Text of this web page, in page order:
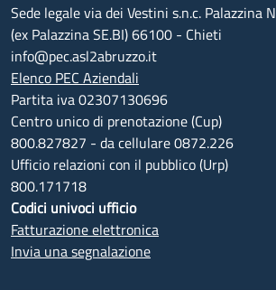
Sede legale via dei Vestini s.n.c. Palazzina N
(ex Palazzina SE.BI) 66100 - Chieti
info@pec.asl2abruzzo.it
Elenco PEC Aziendali
Partita iva 02307130696
Centro unico di prenotazione (Cup)
800.827827 - da cellulare 0872.226
Ufficio relazioni con il pubblico (Urp)
800.171718
Codici univoci ufficio
Fatturazione elettronica
Invia una segnalazione